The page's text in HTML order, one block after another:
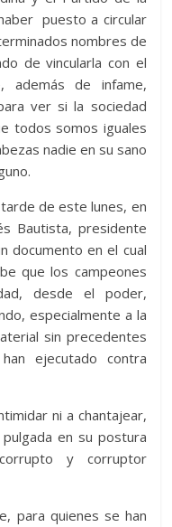
n
g
er
e a
m
g
e
puesto a circular
nombres de
de vincularla con el
además de infame,
ver si la sociedad
todos somos iguales
nadie en su sano
de este lunes, en
Bautista, presidente
documento en el cual
que los campeones
desde el poder,
especialmente a la
sin precedentes
ejecutado contra
ni a chantajear,
en su postura
y corruptor
para quienes se han